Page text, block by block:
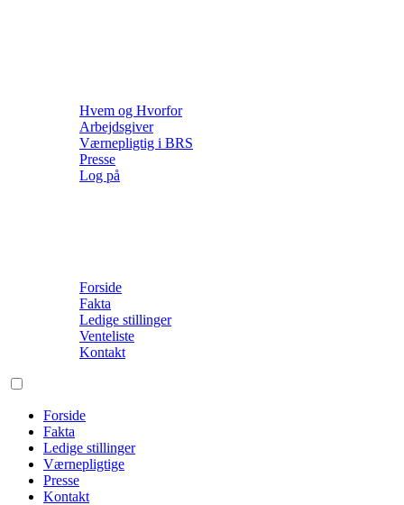
Hvem og Hvorfor
Arbejdsgiver
Værnepligtig i BRS
Presse
Log på
Forside
Fakta
Ledige stillinger
Venteliste
Kontakt
Forside
Fakta
Ledige stillinger
Værnepligtige
Presse
Kontakt